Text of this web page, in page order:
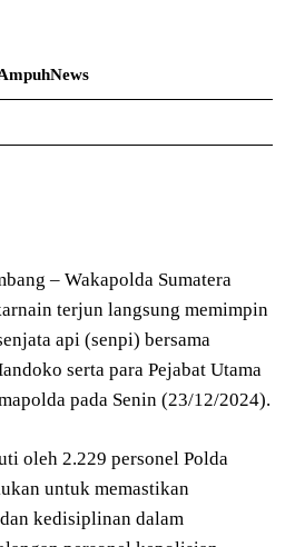
– Wakapolda Sumatera
terjun langsung memimpin
api (senpi) bersama
serta para Pejabat Utama
pada Senin (23/12/2024).
oleh 2.229 personel Polda
untuk memastikan
kedisiplinan dalam